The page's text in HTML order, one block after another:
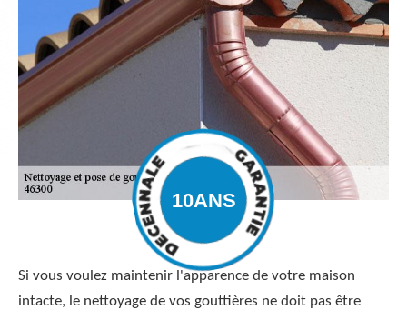
Si vous voulez maintenir l'apparence de votre maison
intacte, le nettoyage de vos gouttières ne doit pas être